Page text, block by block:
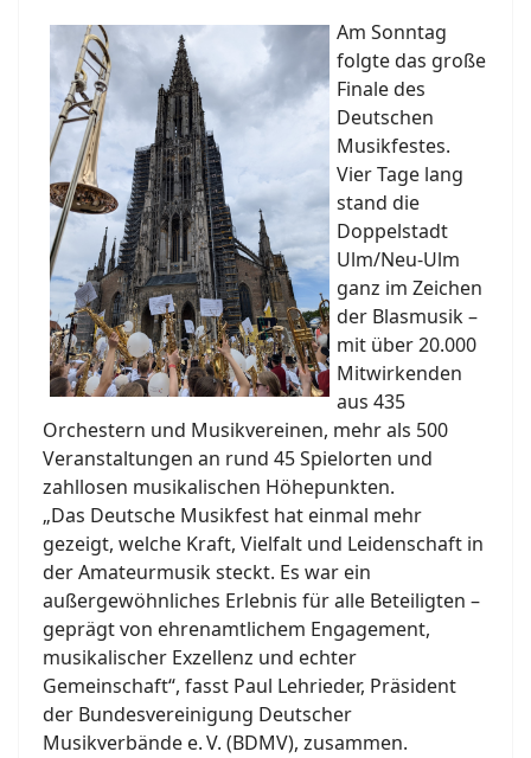
Am Sonntag
folgte das große
Finale des
Deutschen
Musikfestes.
Vier Tage lang
stand die
Doppelstadt
Ulm/Neu-Ulm
ganz im Zeichen
der Blasmusik –
mit über 20.000
Mitwirkenden
aus 435
Orchestern und Musikvereinen, mehr als 500
Veranstaltungen an rund 45 Spielorten und
zahllosen musikalischen Höhepunkten.
„Das Deutsche Musikfest hat einmal mehr
gezeigt, welche Kraft, Vielfalt und Leidenschaft in
der Amateurmusik steckt. Es war ein
außergewöhnliches Erlebnis für alle Beteiligten –
geprägt von ehrenamtlichem Engagement,
musikalischer Exzellenz und echter
Gemeinschaft“, fasst Paul Lehrieder, Präsident
der Bundesvereinigung Deutscher
Musikverbände e. V. (BDMV), zusammen.